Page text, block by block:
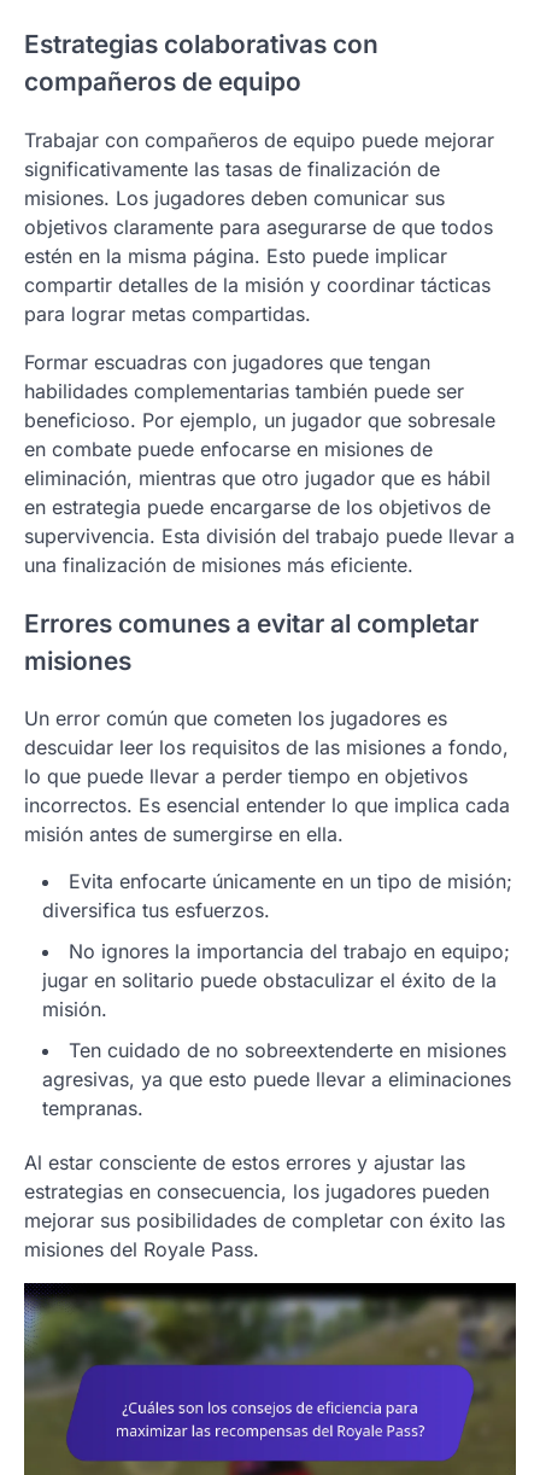
Estrategias colaborativas con
compañeros de equipo
Trabajar con compañeros de equipo puede mejorar
significativamente las tasas de finalización de
misiones. Los jugadores deben comunicar sus
objetivos claramente para asegurarse de que todos
estén en la misma página. Esto puede implicar
compartir detalles de la misión y coordinar tácticas
para lograr metas compartidas.
Formar escuadras con jugadores que tengan
habilidades complementarias también puede ser
beneficioso. Por ejemplo, un jugador que sobresale
en combate puede enfocarse en misiones de
eliminación, mientras que otro jugador que es hábil
en estrategia puede encargarse de los objetivos de
supervivencia. Esta división del trabajo puede llevar a
una finalización de misiones más eficiente.
Errores comunes a evitar al completar
misiones
Un error común que cometen los jugadores es
descuidar leer los requisitos de las misiones a fondo,
lo que puede llevar a perder tiempo en objetivos
incorrectos. Es esencial entender lo que implica cada
misión antes de sumergirse en ella.
Evita enfocarte únicamente en un tipo de misión;
diversifica tus esfuerzos.
No ignores la importancia del trabajo en equipo;
jugar en solitario puede obstaculizar el éxito de la
misión.
Ten cuidado de no sobreextenderte en misiones
agresivas, ya que esto puede llevar a eliminaciones
tempranas.
Al estar consciente de estos errores y ajustar las
estrategias en consecuencia, los jugadores pueden
mejorar sus posibilidades de completar con éxito las
misiones del Royale Pass.